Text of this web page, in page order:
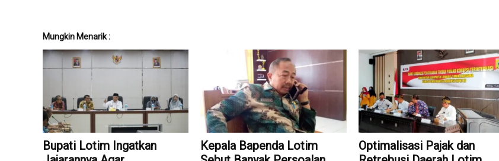
Mungkin Menarik :
Bupati Lotim Ingatkan
Kepala Bapenda Lotim
Optimalisasi Pajak dan